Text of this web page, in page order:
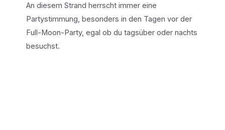
An diesem Strand herrscht immer eine
Partystimmung, besonders in den Tagen vor der
Full-Moon-Party, egal ob du tagsüber oder nachts
besuchst.